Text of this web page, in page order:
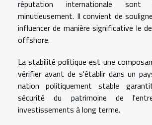
réputation internationale sont
minutieusement. Il convient de
influencer de manière significative le
offshore.
La stabilité politique est une
vérifier avant de s'établir dans un
nation politiquement stable
sécurité du patrimoine de
investissements à long terme.